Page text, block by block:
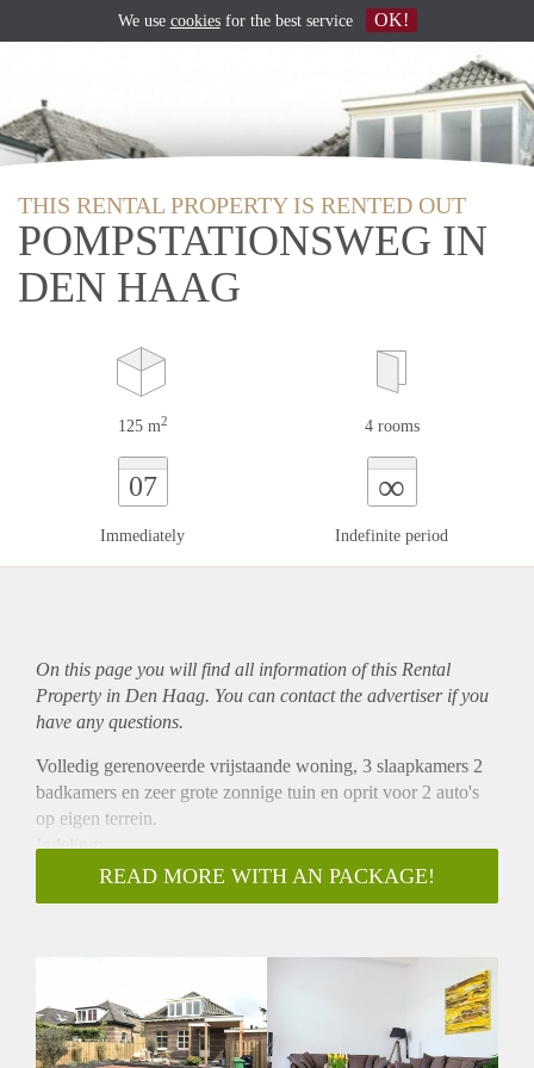
THIS RENTAL PROPERTY IS RENTED OUT
POMPSTATIONSWEG IN
DEN HAAG
125 m2 4 rooms
07
Immediately
∞
Indefinite period
On this page you will find all information of this Rental
Property in Den Haag. You can contact the advertiser if you
have any questions.
Volledig gerenoveerde vrijstaande woning, 3 slaapkamers 2
badkamers en zeer grote zonnige tuin en oprit voor 2 auto's
op eigen terrein.
Indeling:
Entree, toilet, keuken voorzien van alle gemakken en
inbouwapparatuur, woonkamer met zicht over de ruime tuin.
Tuin met achterom en schuur met aansluiting
wasmachine/droger.
Wijk
READ MORE WITH AN PACKAGE!
We use cookiesfor the best service OK!